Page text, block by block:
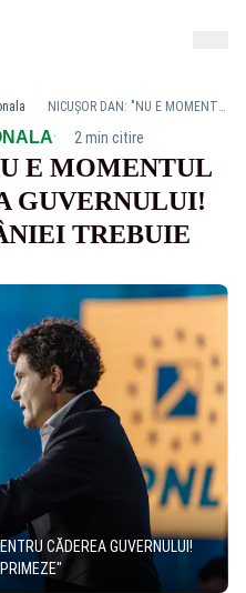
NICUȘOR DAN: "NU E MOMENTUL PENTRU CĂDEREA GUVERNULUI! INTERESUL ROMÂNIEI TREBUIE SĂ PRIMEZE"
· 2 min citire
E MOMENTUL
GUVERNULUI!
TREBUIE
CĂDEREA GUVERNULUI!